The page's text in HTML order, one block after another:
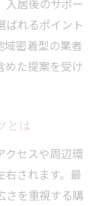
入居後のサポー
ばれるポイント
域密着型の業者
めた提案を受け
とは
クセスや周辺環
されます。最
さを重視する購